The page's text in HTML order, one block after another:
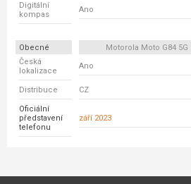
Digitální
kompas
Ano
Obecné Motorola Moto G84 5G
Česká
lokalizace
Ano
Distribuce CZ
Oficiální
představení
telefonu
září 2023